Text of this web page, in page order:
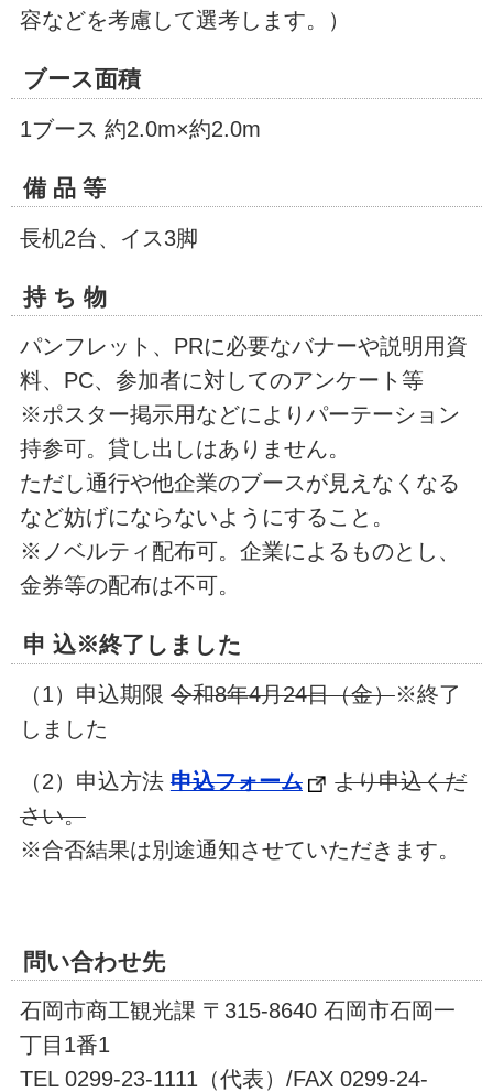
容などを考慮して選考します。）
ブース面積
1ブース 約2.0m×約2.0m
備 品 等
長机2台、イス3脚
持 ち 物
パンフレット、PRに必要なバナーや説明用資
料、PC、参加者に対してのアンケート等
※ポスター掲示用などによりパーテーション
持参可。貸し出しはありません。
ただし通行や他企業のブースが見えなくなる
など妨げにならないようにすること。
※ノベルティ配布可。企業によるものとし、
金券等の配布は不可。
申 込※終了しました
（1）申込期限 令和8年4月24日（金）※終了
しました
（2）申込方法 申込フォーム
より申込くだ
さい。
※合否結果は別途通知させていただきます。
問い合わせ先
石岡市商工観光課 〒315-8640 石岡市石岡一
丁目1番1
TEL 0299-23-1111（代表）/FAX 0299-24-